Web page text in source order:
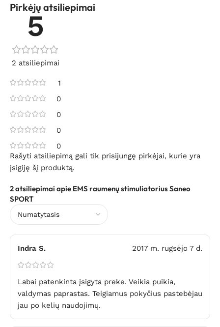
Pirkėjų atsiliepimai
5
2 atsiliepimai
1
0
0
0
0
2 atsiliepimai apie EMS raumenų stimuliatorius Saneo
SPORT
Indra S. 2017 m. rugsėjo 7 d.
Labai patenkinta įsigyta preke. Veikia puikia,
valdymas paprastas. Teigiamus pokyčius pastebėjau
jau po kelių naudojimų.
Rašyti atsiliepimą gali tik prisijungę pirkėjai, kurie yra
įsigiję šį produktą.